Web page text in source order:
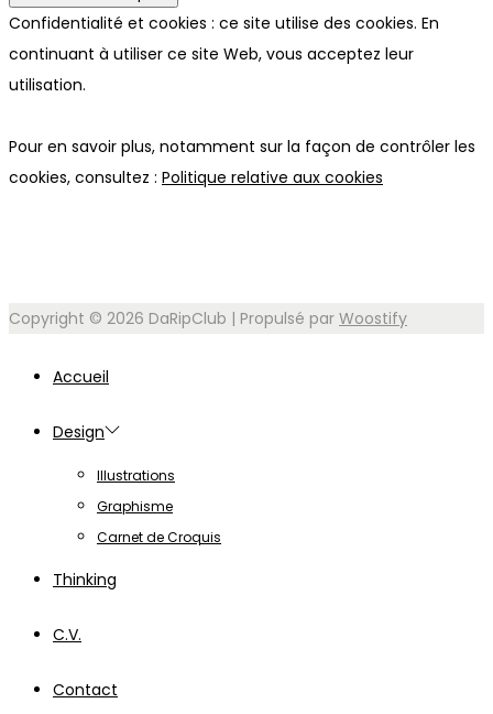
Confidentialité et cookies : ce site utilise des cookies. En
continuant à utiliser ce site Web, vous acceptez leur
utilisation.
Pour en savoir plus, notamment sur la façon de contrôler les
cookies, consultez : Politique relative aux cookies
Copyright © 2026 DaRipClub | Propulsé par Woostify
Accueil
Design
Illustrations
Graphisme
Carnet de Croquis
Thinking
C.V.
Contact